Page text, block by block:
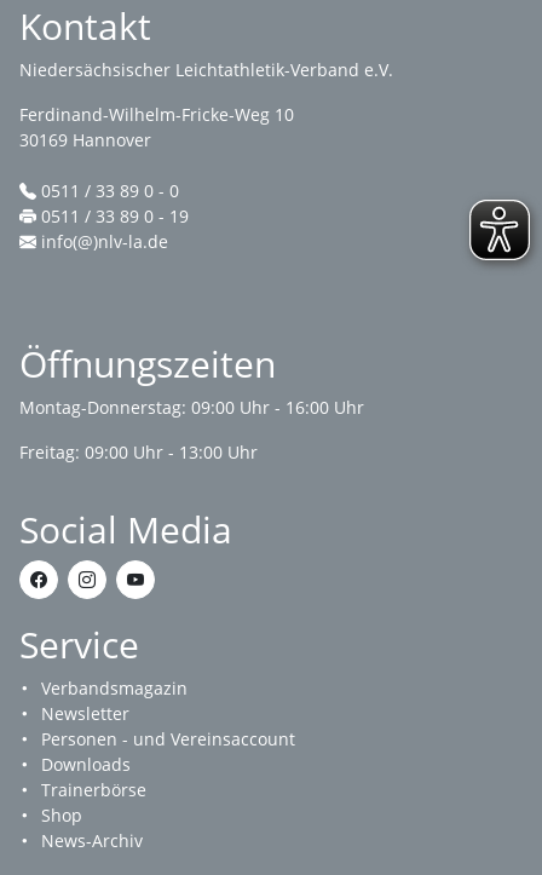
Kontakt
Niedersächsischer Leichtathletik-Verband e.V.
Ferdinand-Wilhelm-Fricke-Weg 10
30169 Hannover
0511 / 33 89 0 - 0
0511 / 33 89 0 - 19
info(@)nlv-la.de
Öffnungszeiten
Montag-Donnerstag: 09:00 Uhr - 16:00 Uhr
Freitag: 09:00 Uhr - 13:00 Uhr
Social Media
Service
Verbandsmagazin
Newsletter
Personen - und Vereinsaccount
Downloads
Trainerbörse
Shop
News-Archiv